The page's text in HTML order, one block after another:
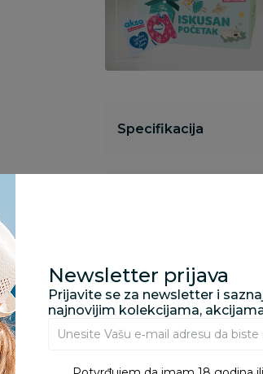
Specifikacija
Kupovina bez rizika:
odustajanje od
proizvoda.
Newsletter prijava
Prijavite se za newsletter i
najnovijim kolekcijama,